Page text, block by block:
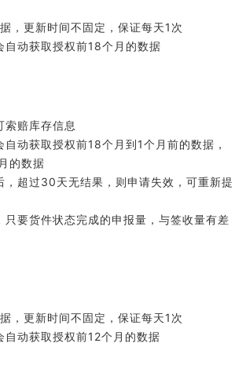
，更新时间不固定，保证每天1次
动获取授权前18个月的数据
赔库存信息
动获取授权前18个月到1个月前的数据，
的数据
超过30天无结果，则申请失效，可重新提
要货件状态完成的申报量，与签收量有差
，更新时间不固定，保证每天1次
动获取授权前12个月的数据